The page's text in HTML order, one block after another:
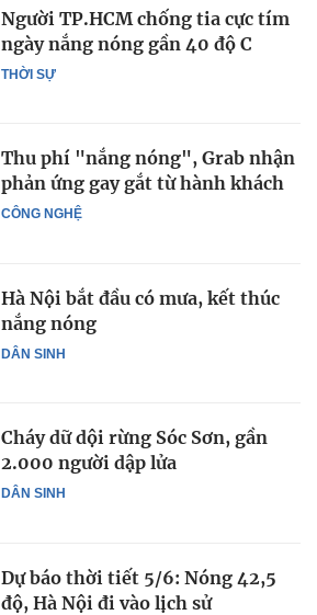
THỜI SỰ
Người TP.HCM chống tia cực tím
ngày nắng nóng gần 40 độ C
CÔNG NGHỆ
Thu phí "nắng nóng", Grab nhận
phản ứng gay gắt từ hành khách
DÂN SINH
Hà Nội bắt đầu có mưa, kết thúc
nắng nóng
DÂN SINH
Cháy dữ dội rừng Sóc Sơn, gần
2.000 người dập lửa
Dự báo thời tiết 5/6: Nóng 42,5
độ, Hà Nội đi vào lịch sử